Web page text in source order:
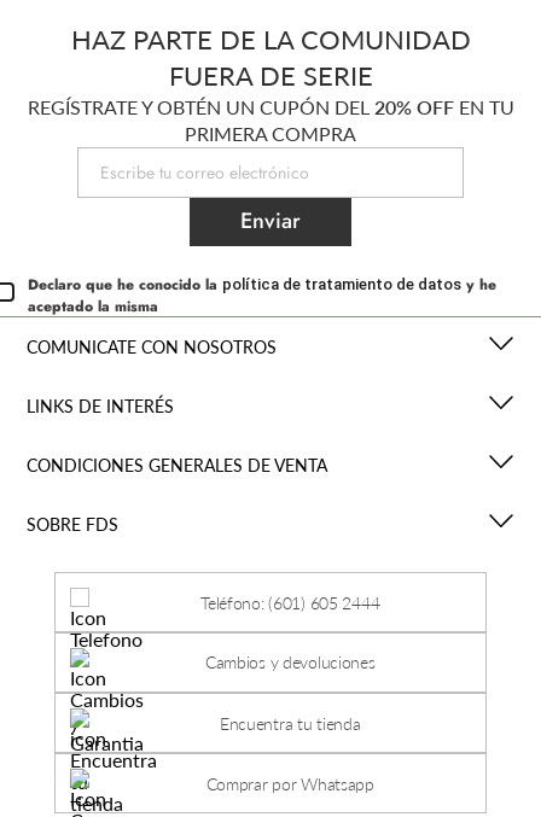
HAZ PARTE DE LA COMUNIDAD
FUERA DE SERIE
REGÍSTRATE Y OBTÉN UN CUPÓN DEL 20% OFFEN TU
PRIMERA COMPRA
Enviar
Declaro que he conocido la política de tratamiento de datos y he
aceptado la misma
COMUNICATE CON NOSOTROS
LINKS DE INTERÉS
CONDICIONES GENERALES DE VENTA
SOBRE FDS
Teléfono: (601) 605 2444
Cambios y devoluciones
Encuentra tu tienda
Comprar por Whatsapp